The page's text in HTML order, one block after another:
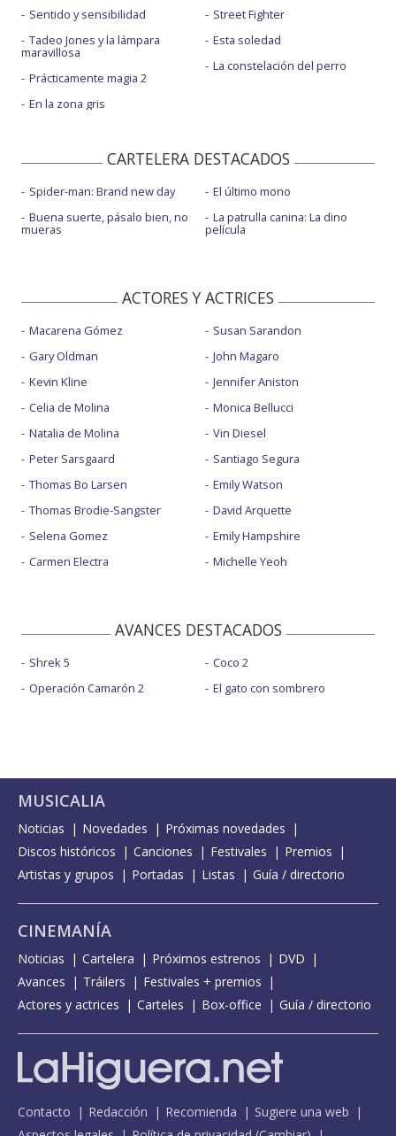
Sentido y sensibilidad
Tadeo Jones y la lámpara
maravillosa
Prácticamente magia 2
En la zona gris
Street Fighter
Esta soledad
La constelación del perro
CARTELERA DESTACADOS
Spider-man: Brand new day
Buena suerte, pásalo bien, no
mueras
El último mono
La patrulla canina: La dino
película
ACTORES Y ACTRICES
Macarena Gómez
Gary Oldman
Kevin Kline
Celia de Molina
Natalia de Molina
Peter Sarsgaard
Thomas Bo Larsen
Thomas Brodie-Sangster
Selena Gomez
Carmen Electra
Susan Sarandon
John Magaro
Jennifer Aniston
Monica Bellucci
Vin Diesel
Santiago Segura
Emily Watson
David Arquette
Emily Hampshire
Michelle Yeoh
AVANCES DESTACADOS
Shrek 5
Operación Camarón 2
Coco 2
El gato con sombrero
MUSICALIA
Noticias Novedades
Próximas novedades
Discos históricos
Canciones Festivales
Premios
Artistas y grupos
Portadas Listas Guía / directorio
CINEMANÍA
Noticias Cartelera Próximos estrenos
DVD
Avances
Tráilers
Festivales + premios
Actores y actrices
Carteles Box-office Guía / directorio
Contacto Redacción Recomienda
Sugiere una web